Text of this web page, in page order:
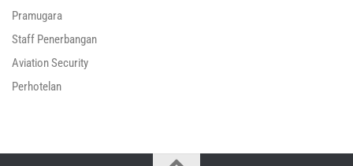
Pramugara
Staff Penerbangan
Aviation Security
Perhotelan